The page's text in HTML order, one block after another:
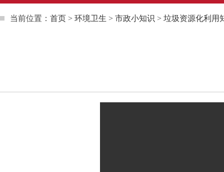
当前位置： 首页 > 环境卫生 > 市政小知识 > 垃圾资源化利用